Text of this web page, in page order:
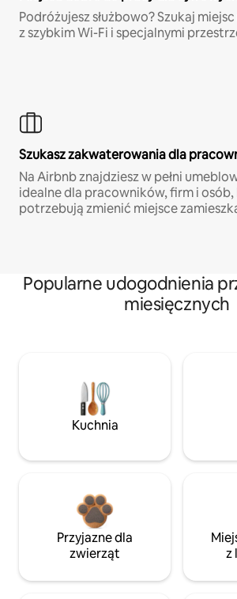
Podróżujesz służbowo? Szukaj
z szybkim Wi-Fi i specjalnymi
Szukasz zakwaterowania dla
Na Airbnb znajdziesz w pełni
idealne dla pracowników, firm i
potrzebują zmienić miejsce
Popularne udogodnienia
miesięcznych
Kuchnia
Przyjazne dla
zwierząt
z